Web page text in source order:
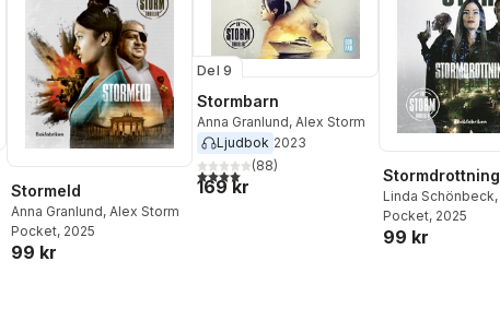
Stormeld
Anna Granlund, Alex Storm
Pocket, 2025
99 kr
Del 9
Stormbarn
Anna Granlund, Alex Storm
Ljudbok 2023
4,0utav 5 stjärnor. Totalt antal röster:
(88)
169 kr
Stormdrottning
Linda Schönbeck,
Storm
Pocket, 2025
99 kr